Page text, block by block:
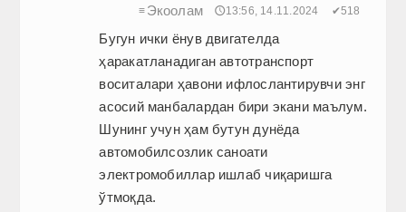
≡ Экоолам 🕔13:56, 14.11.2024 ✔518
Бугун ички ёнув двигателда
ҳаракатланадиган автотранспорт
воситалари ҳавони ифлослантирувчи энг
асосий манбалардан бири экани маълум.
Шунинг учун ҳам бутун дунёда
автомобилсозлик саноати
электромобиллар ишлаб чиқаришга
ўтмоқда.